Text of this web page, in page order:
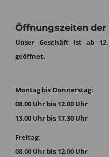
Öffnungszeiten der
Unser Geschäft ist ab
geöffnet.
Montag bis Donnerstag:
08.00 Uhr bis 12.00 Uhr
13.00 Uhr bis 17.30 Uhr
Freitag:
08.00 Uhr bis 12.00 Uhr